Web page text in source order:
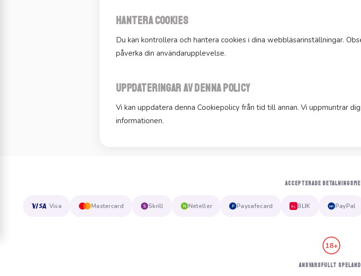
Hantera cookies
Du kan kontrollera och hantera cookies i dina webbläsarinställningar.
påverka din användarupplevelse.
Uppdateringar av denna policy
Vi kan uppdatera denna Cookiepolicy från tid till annan. Vi uppmuntrar
informationen.
ACCEPTERADE
Visa Mastercard S Skrill N Neteller P Paysafecard BL BLIK PP PayPal
18+
ANSVARSFULLT